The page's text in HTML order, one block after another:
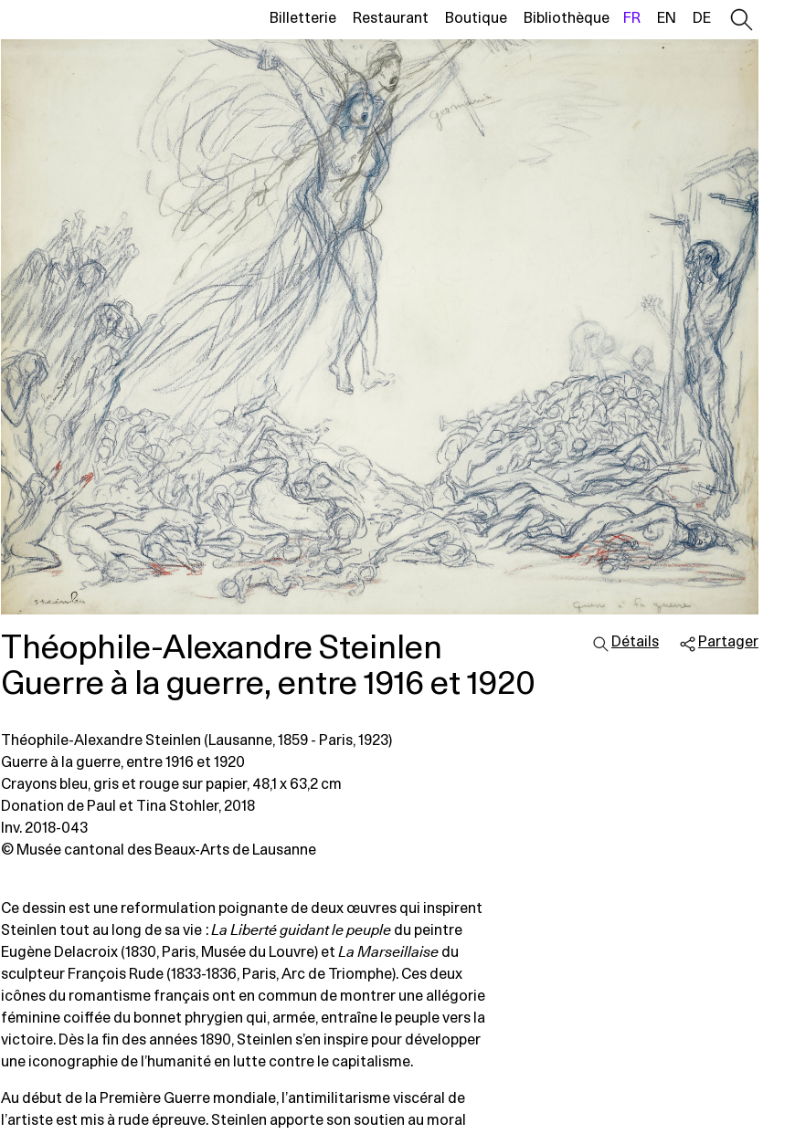
Billetterie Restaurant Boutique Bibliothèque FR EN DE
Théophile-Alexandre Steinlen
Guerre à la guerre, entre 1916 et 1920
Détails Partager
Théophile-Alexandre Steinlen (Lausanne, 1859 - Paris, 1923)
Guerre à la guerre, entre 1916 et 1920
Crayons bleu, gris et rouge sur papier, 48,1 x 63,2 cm
Donation de Paul et Tina Stohler, 2018
Inv. 2018-043
© Musée cantonal des Beaux-Arts de Lausanne
Ce dessin est une reformulation poignante de deux œuvres qui inspirent
Steinlen tout au long de sa vie :La Liberté guidant le peupledu peintre
Eugène Delacroix (1830, Paris, Musée du Louvre) et La Marseillaisedu
sculpteur François Rude (1833-1836, Paris, Arc de Triomphe). Ces deux
icônes du romantisme français ont en commun de montrer une allégorie
féminine coiffée du bonnet phrygien qui, armée, entraîne le peuple vers la
victoire. Dès la fin des années 1890, Steinlen s’en inspire pour développer
une iconographie de l’humanité en lutte contre le capitalisme.
Au début de la Première Guerre mondiale, l’antimilitarisme viscéral de
l’artiste est mis à rude épreuve. Steinlen apporte son soutien au moral